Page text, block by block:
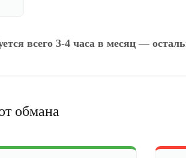
всего 3-4 часа в месяц —
обмана